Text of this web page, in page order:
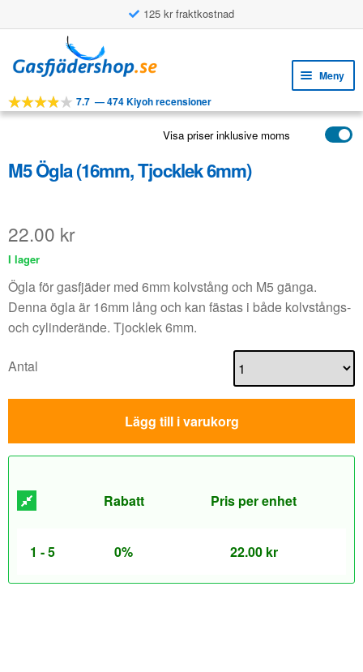
125 kr fraktkostnad
till
navigering
till
innehåll
Meny
VERKTYG
APPLIKATIONER
VANLIGA FRÅGOR
7.7 —474 Kiyoh recensioner
Visa priser inklusive moms
M5 Ögla (16mm, Tjocklek 6mm)
22.00 kr
I lager
Ögla för gasfjäder med 6mm kolvstång och M5 gänga.
Denna ögla är 16mm lång och kan fästas i både kolvstångs-
och cylinderände. Tjocklek 6mm.
Antal
Lägg till i varukorg
Rabatt Pris per enhet
1 - 5 0% 22.00 kr